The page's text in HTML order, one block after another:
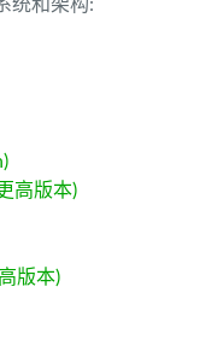
统和架构:
高版本)
版本)